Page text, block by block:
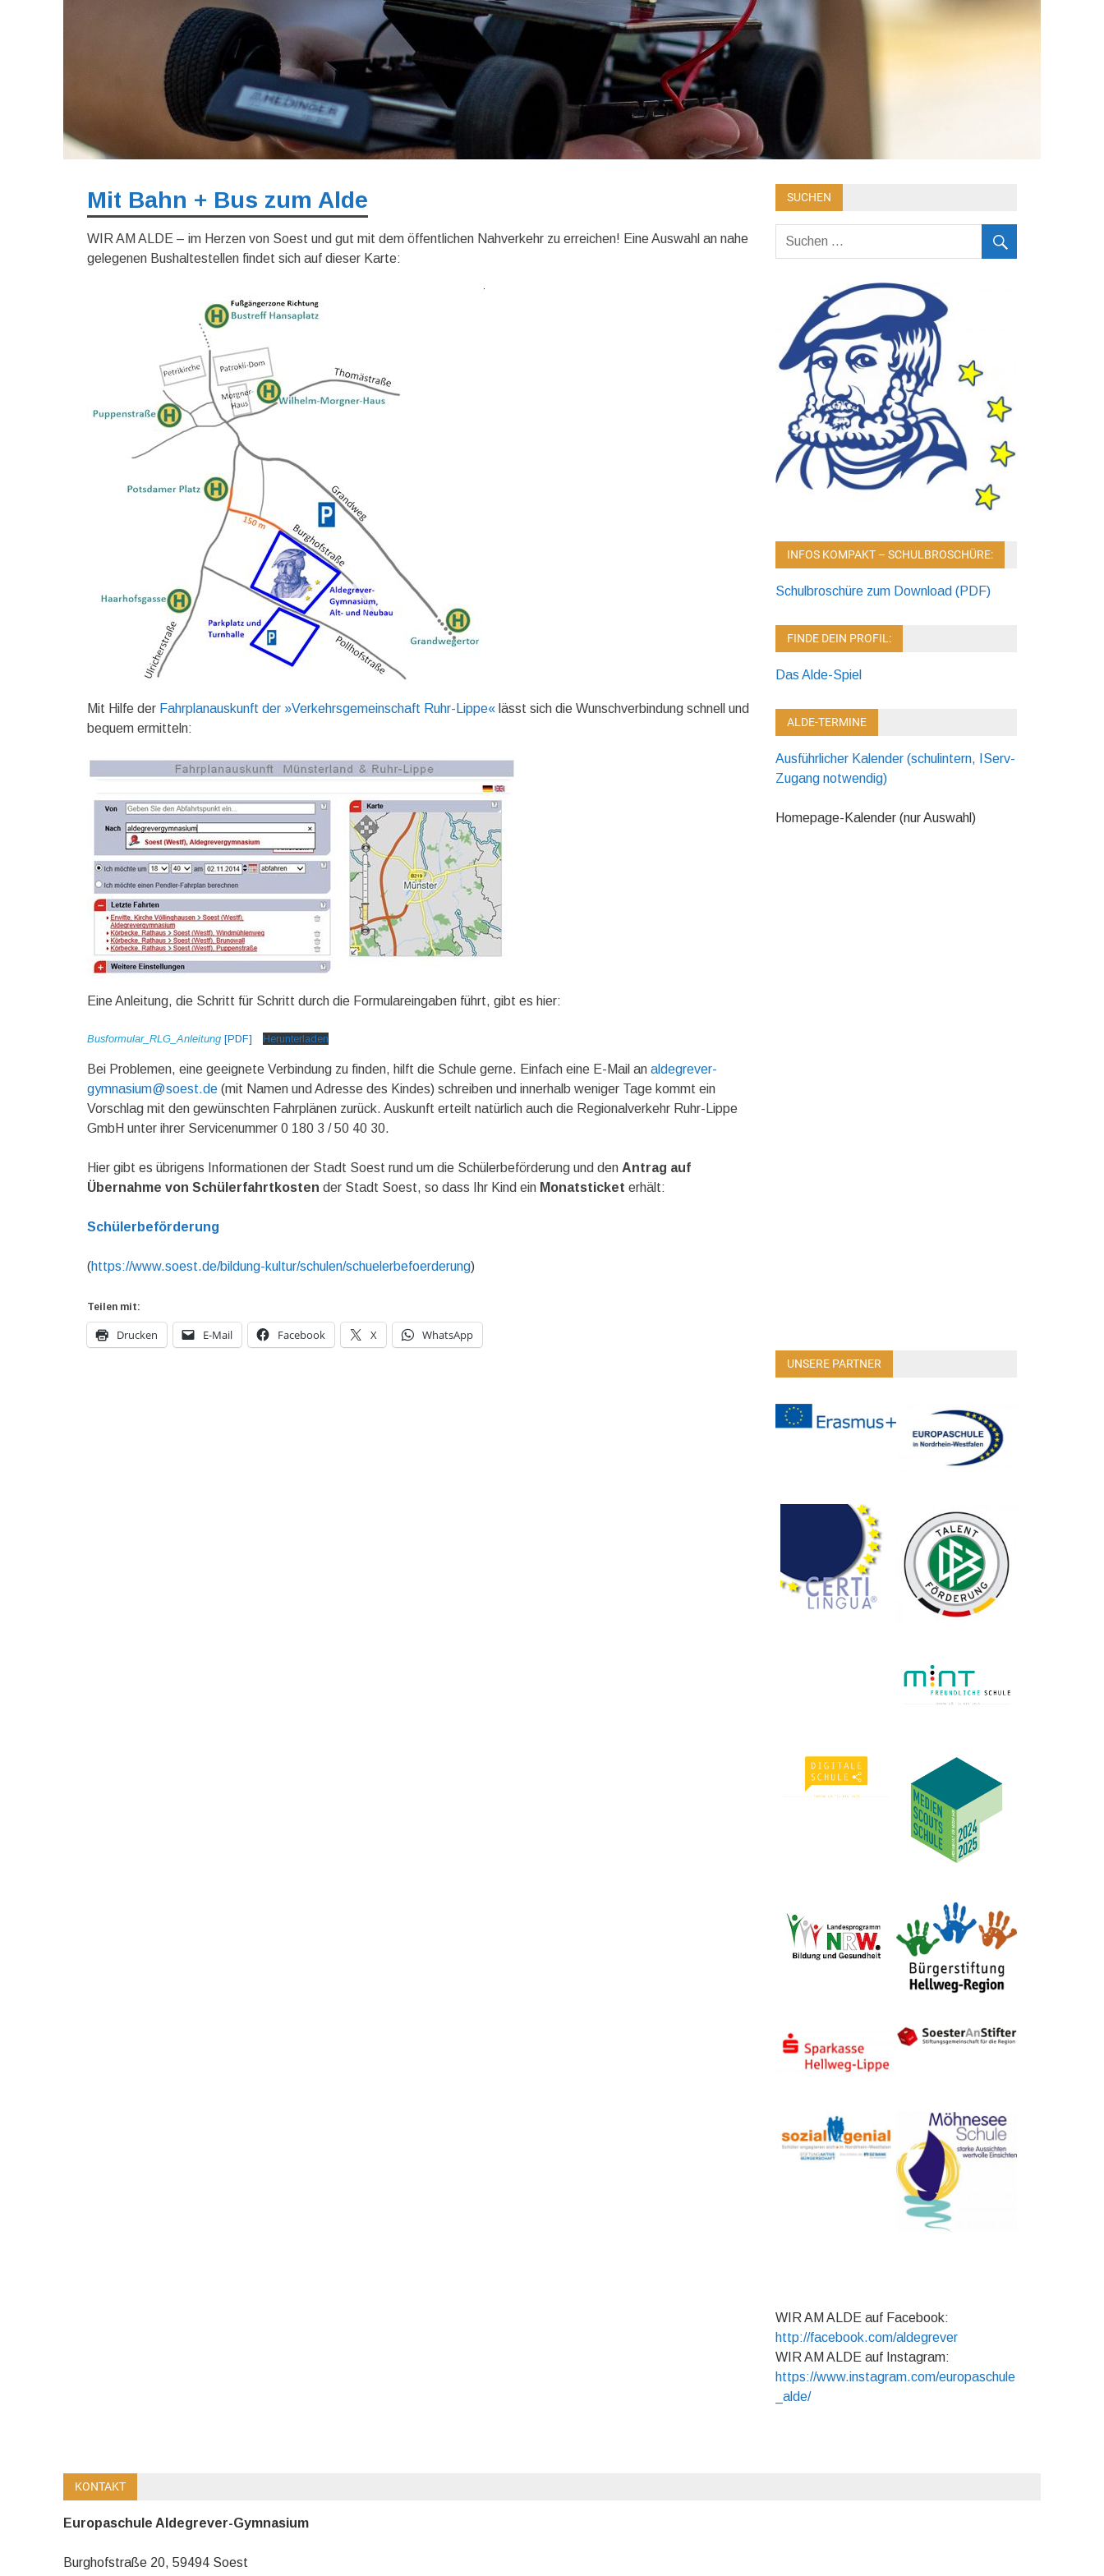
Mit Bahn + Bus zum Alde
WIR AM ALDE – im Herzen von Soest und gut mit dem öffentlichen Nahverkehr zu erreichen! Eine Auswahl an nahe
gelegenen Bushaltestellen findet sich auf dieser Karte:
Mit Hilfe der Fahrplanauskunft der »Verkehrsgemeinschaft Ruhr-Lippe«lässt sich die Wunschverbindung schnell und
bequem ermitteln:
Eine Anleitung, die Schritt für Schritt durch die Formulareingaben führt, gibt es hier:
Busformular_RLG_Anleitung[PDF] Herunterladen
Bei Problemen, eine geeignete Verbindung zu finden, hilft die Schule gerne. Einfach eine E-Mail an aldegrever-
gymnasium@soest.de (mit Namen und Adresse des Kindes) schreiben und innerhalb weniger Tage kommt ein
Vorschlag mit den gewünschten Fahrplänen zurück. Auskunft erteilt natürlich auch die Regionalverkehr Ruhr-Lippe
GmbH unter ihrer Servicenummer 0 180 3 / 50 40 30.
Hier gibt es übrigens Informationen der Stadt Soest rund um die Schülerbeförderung und den Antrag auf
Übernahme von Schülerfahrtkosten der Stadt Soest, so dass Ihr Kind ein Monatsticket erhält:
Schülerbeförderung
(https://www.soest.de/bildung-kultur/schulen/schuelerbefoerderung)
Teilen mit:
Drucken E-Mail Facebook X WhatsApp
SUCHEN
INFOS KOMPAKT – SCHULBROSCHÜRE:
Schulbroschüre zum Download (PDF)
FINDE DEIN PROFIL:
Das Alde-Spiel
ALDE-TERMINE
Ausführlicher Kalender (schulintern, IServ-
Zugang notwendig)
Homepage-Kalender (nur Auswahl)
UNSERE PARTNER
WIR AM ALDE auf Facebook:
http://facebook.com/aldegrever
WIR AM ALDE auf Instagram:
https://www.instagram.com/europaschule
_alde/
KONTAKT
Europaschule Aldegrever-Gymnasium
Burghofstraße 20, 59494 Soest